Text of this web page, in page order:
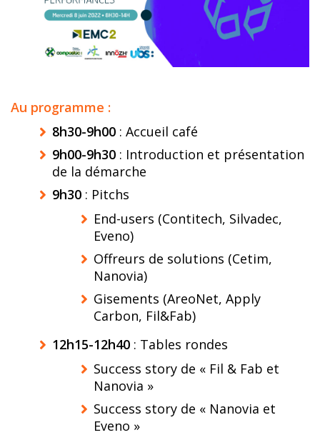
Au programme :
8h30-9h00 : Accueil café
9h00-9h30 : Introduction et présentation
de la démarche
9h30 : Pitchs
End-users (Contitech, Silvadec,
Eveno)
Offreurs de solutions (Cetim,
Nanovia)
Gisements (AreoNet, Apply
Carbon, Fil&Fab)
12h15-12h40 : Tables rondes
Success story de « Fil & Fab et
Nanovia »
Success story de « Nanovia et
Eveno »